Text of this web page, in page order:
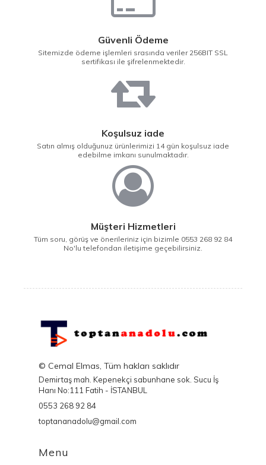
Güvenli Ödeme
Sitemizde ödeme işlemleri srasında veriler 256BIT SSL
sertifikası ile şifrelenmektedir.
Koşulsuz iade
Satın almış olduğunuz ürünlerimizi 14 gün koşulsuz iade
edebilme imkanı sunulmaktadır.
Müşteri Hizmetleri
Tüm soru, görüş ve önerileriniz için bizimle 0553 268 92 84
No'lu telefondan iletişime geçebilirsiniz.
© Cemal Elmas, Tüm hakları saklıdır
Demirtaş mah. Kepenekçi sabunhane sok. Sucu İş
Hanı No:111 Fatih - İSTANBUL
0553 268 92 84
toptananadolu@gmail.com
Menu